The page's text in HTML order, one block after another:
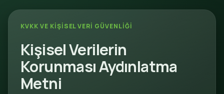
KVKK VE KIŞISEL VERI GÜVENLIĞI
Kişisel Verilerin
Korunması Aydınlatma
Metni